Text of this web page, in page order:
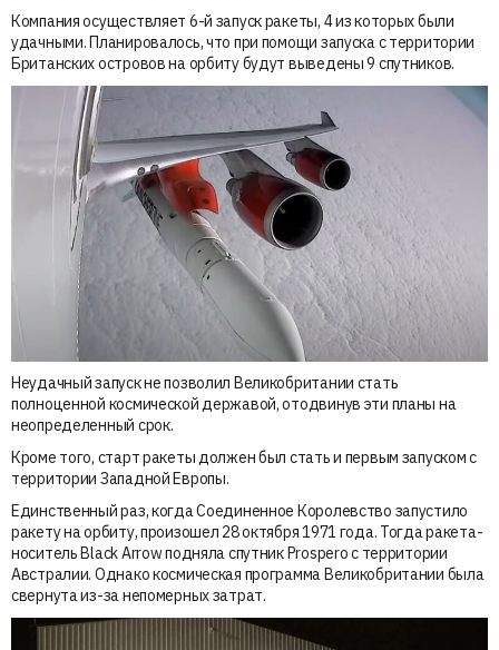
Компания осуществляет 6-й запуск ракеты, 4 из которых были
удачными. Планировалось, что при помощи запуска с территории
Британских островов на орбиту будут выведены 9 спутников.
Неудачный запуск не позволил Великобритании стать
полноценной космической державой, отодвинув эти планы на
неопределенный срок.
Кроме того, старт ракеты должен был стать и первым запуском с
территории Западной Европы.
Единственный раз, когда Соединенное Королевство запустило
ракету на орбиту, произошел 28 октября 1971 года. Тогда ракета-
носитель Black Arrow подняла спутник Prospero с территории
Австралии. Однако космическая программа Великобритании была
свернута из-за непомерных затрат.